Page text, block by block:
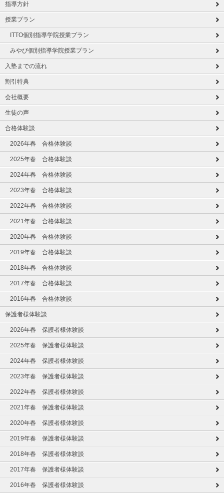
指導方針
授業プラン
ITTO個別指導学院授業プラン
みやび個別指導学院授業プラン
入塾までの流れ
割引特典
会社概要
生徒の声
合格体験談
2026年春 合格体験談
2025年春 合格体験談
2024年春 合格体験談
2023年春 合格体験談
2022年春 合格体験談
2021年春 合格体験談
2020年春 合格体験談
2019年春 合格体験談
2018年春 合格体験談
2017年春 合格体験談
2016年春 合格体験談
保護者様体験談
2026年春 保護者様体験談
2025年春 保護者様体験談
2024年春 保護者様体験談
2023年春 保護者様体験談
2022年春 保護者様体験談
2021年春 保護者様体験談
2020年春 保護者様体験談
2019年春 保護者様体験談
2018年春 保護者様体験談
2017年春 保護者様体験談
2016年春 保護者様体験談